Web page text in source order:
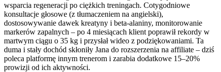
wsparcia regeneracji po ciężkich treningach. Cotygodniowe
konsultacje głosowe (z tłumaczeniem na angielski),
dostosowywanie dawek kreatyny i beta-alaniny, monitorowanie
markerów zapalnych – po 4 miesiącach klient poprawił rekordy w
martwym ciągu o 35 kg i przysłał wideo z podziękowaniami. Ta
duma i stały dochód skłoniły Jana do rozszerzenia na affiliate – dziś
poleca platformę innym trenerom i zarabia dodatkowe 15–20%
prowizji od ich aktywności.